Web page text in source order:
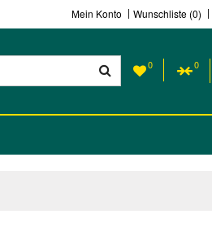
Mein Konto Wunschliste (0)
0 0